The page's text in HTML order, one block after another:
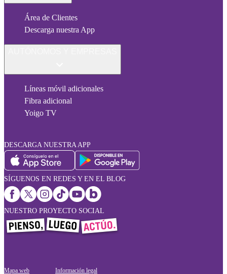
Área de Clientes
Descarga nuestra App
Líneas móvil adicionales
Fibra adicional
Yoigo TV
DESCARGA NUESTRA APP
SÍGUENOS EN REDES Y EN EL BLOG
NUESTRO PROYECTO SOCIAL
Mapa web Información legal